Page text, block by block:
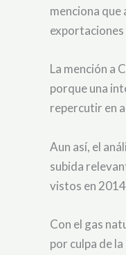
menciona
exportaciones
La mención a
porque una
repercutir en
Aun así, el
subida
vistos en
Con el gas
por culpa de